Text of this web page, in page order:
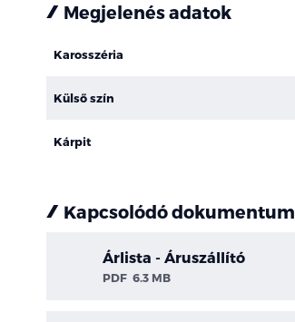
Megjelenés adatok
Karosszéria
Külső szín
Kárpit
Kapcsolódó
Árlista - Áruszállító
PDF 6.3 MB